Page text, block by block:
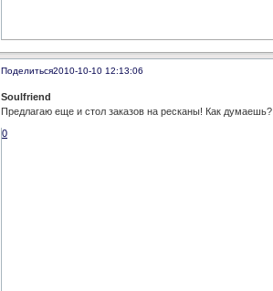
Поделиться2010-10-10 12:13:06
Soulfriend
Предлагаю еще и стол заказов на ресканы! Как думаешь?
0